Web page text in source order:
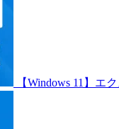
【Windows 11】エ